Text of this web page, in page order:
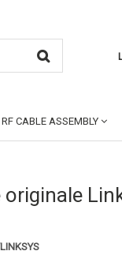
RF CABLE ASSEMBLY